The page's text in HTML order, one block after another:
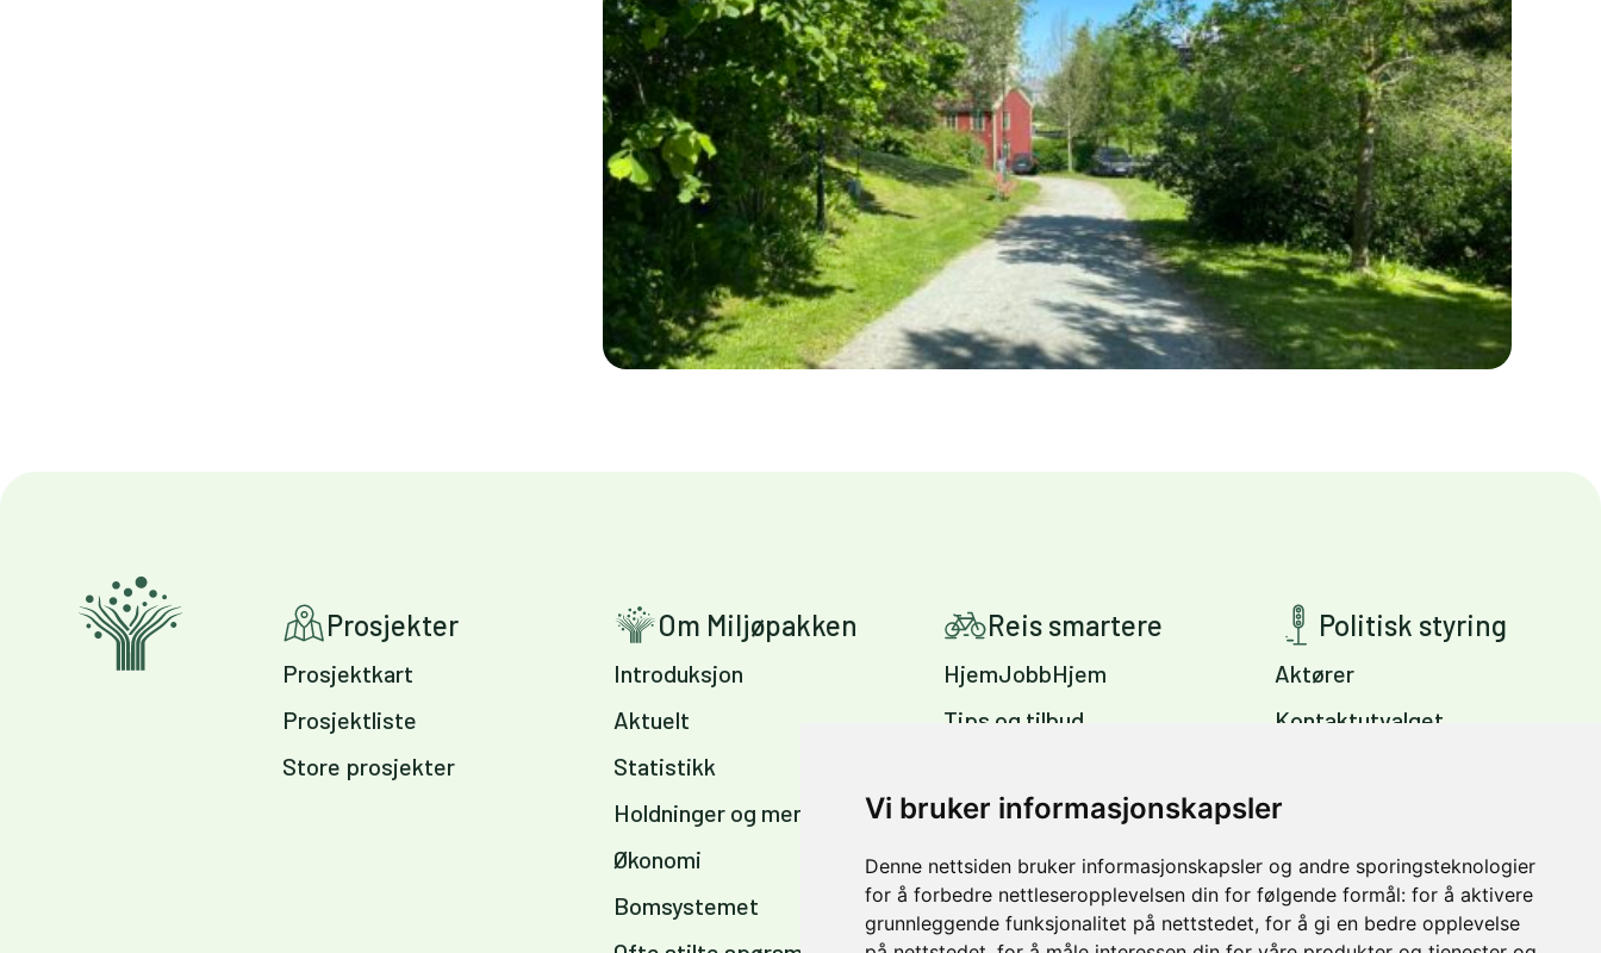
Vi bruker informasjonskapsler
Denne nettsiden bruker informasjonskapsler og andre sporingsteknologier
for å forbedre nettleseropplevelsen din for følgende formål: for å aktivere
grunnleggende funksjonalitet på nettstedet, for å gi en bedre opplevelse
Prosjekter
Prosjektkart
Prosjektliste
Store prosjekter
Om Miljøpakken
Introduksjon
Aktuelt
Statistikk
Holdninger og meninger
Økonomi
Bomsystemet
Reis smartere
HjemJobbHjem
Tips og tilbud
arbeidsplass
sommer og vinter
Politisk styring
Aktører
Kontaktutvalget
Miljøpakkens mål